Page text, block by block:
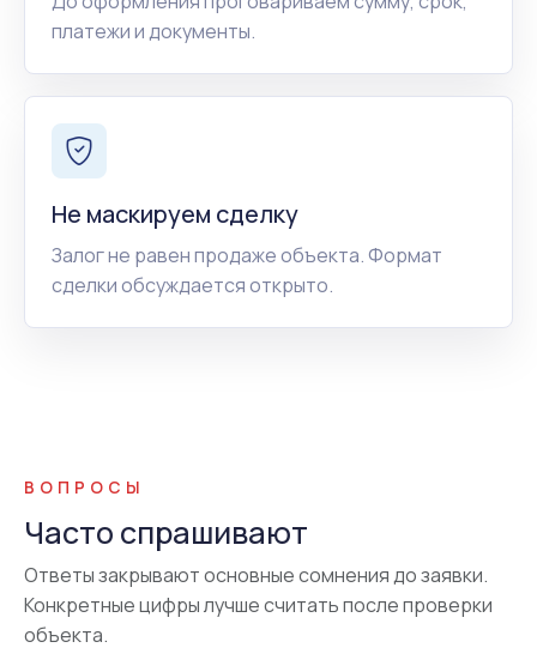
платежи и документы.
Не маскируем сделку
Залог не равен продаже объекта. Формат
сделки обсуждается открыто.
ВОПРОСЫ
Часто спрашивают
Ответы закрывают основные сомнения до заявки.
Конкретные цифры лучше считать после проверки
объекта.